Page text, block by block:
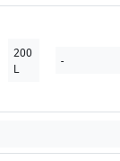
200
L
-